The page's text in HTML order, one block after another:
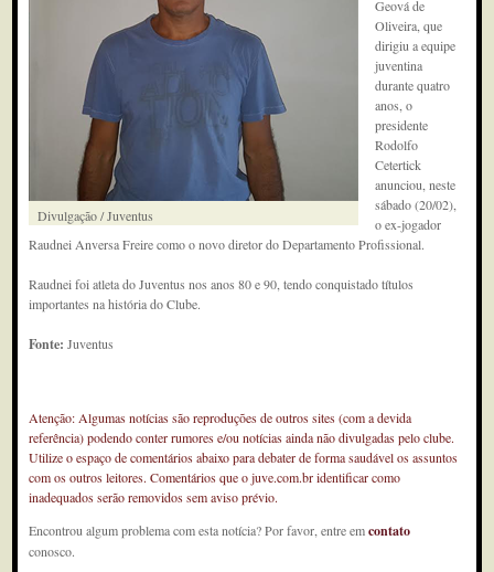
Divulgação / Juventus
Geová de
Oliveira, que
dirigiu a equipe
juventina
durante quatro
anos, o
presidente
Rodolfo
Cetertick
anunciou, neste
sábado (20/02),
o ex-jogador
Raudnei Anversa Freire como o novo diretor do Departamento Profissional.
Raudnei foi atleta do Juventus nos anos 80 e 90, tendo conquistado títulos
importantes na história do Clube.
Fonte:Juventus
Atenção: Algumas notícias são reproduções de outros sites (com a devida
referência) podendo conter rumores e/ou notícias ainda não divulgadas pelo clube.
Utilize o espaço de comentários abaixo para debater de forma saudável os assuntos
com os outros leitores. Comentários que o juve.com.br identificar como
inadequados serão removidos sem aviso prévio.
Encontrou algum problema com esta notícia? Por favor, entre emcontato
conosco.